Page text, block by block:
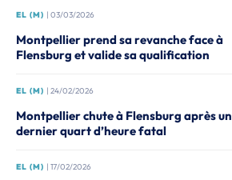
EL (M) | 03/03/2026
Montpellier prend sa revanche face à
Flensburg et valide sa qualification
EL (M) | 24/02/2026
Montpellier chute à Flensburg après un
dernier quart d’heure fatal
EL (M) | 17/02/2026